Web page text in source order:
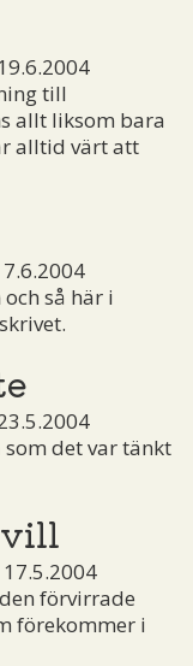
till
allt liksom bara
alltid värt att
så här i
det var tänkt
vill
förvirrade
förekommer i